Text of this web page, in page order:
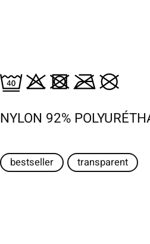
NYLON 92%
bestseller transparent